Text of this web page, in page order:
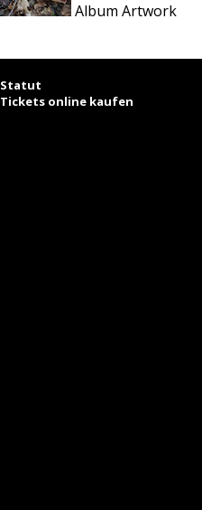
Album Artwork
Statut
Tickets online kaufen